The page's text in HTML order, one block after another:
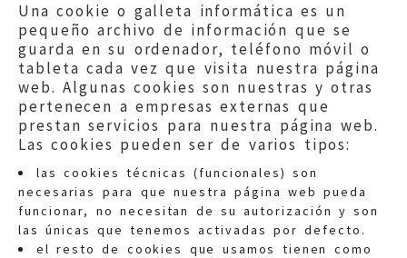
Una cookie o galleta informática es un
pequeño archivo de información que se
guarda en su ordenador, teléfono móvil o
tableta cada vez que visita nuestra página
web. Algunas cookies son nuestras y otras
pertenecen a empresas externas que
prestan servicios para nuestra página web.
Las cookies pueden ser de varios tipos:
las cookies técnicas (funcionales) son
necesarias para que nuestra página web pueda
funcionar, no necesitan de su autorización y son
las únicas que tenemos activadas por defecto.
el resto de cookies que usamos tienen como
Quejas:quejas@eljusticiadearagon.es